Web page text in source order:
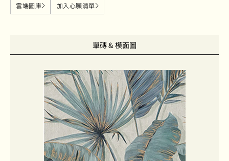
雲端圖庫 加入心願清單
單磚 & 模面圖